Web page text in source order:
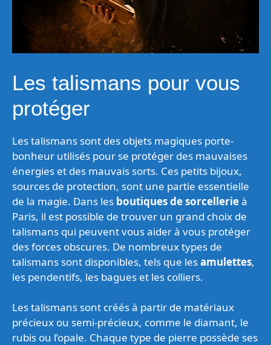
Les talismans pour vous
protéger
Les talismans sont des objets magiques porte-
bonheur utilisés pour se protéger des mauvaises
énergies et des mauvais sorts. Ces petits bijoux,
sources de protection, sont une partie essentielle
de la magie. Dans les boutiques de sorcellerieà
Paris, il est possible de trouver un grand choix de
talismans qui peuvent vous aider à vous protéger
des forces obscures. De nombreux types de
talismans sont disponibles, tels que lesamulettes,
les pendentifs, les bagues et les colliers.
Les talismans sont créés à partir de matériaux
précieux ou semi-précieux, comme le diamant, le
rubis ou l’opale. Chaque type de pierre possède ses